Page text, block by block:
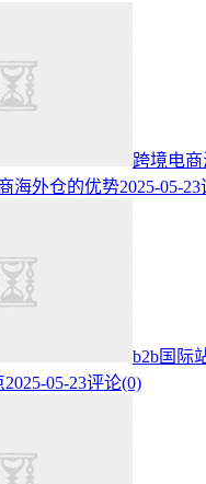
跨境电
海外仓的优势2025-05-23
b2b国际
2025-05-23评论(0)